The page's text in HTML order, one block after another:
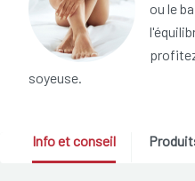
ou le
soyeuse.
Info et conseil